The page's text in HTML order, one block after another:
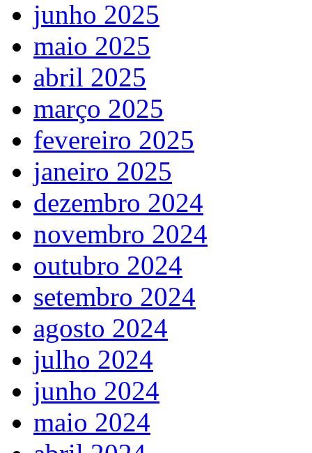
junho 2025
maio 2025
abril 2025
março 2025
fevereiro 2025
janeiro 2025
dezembro 2024
novembro 2024
outubro 2024
setembro 2024
agosto 2024
julho 2024
junho 2024
maio 2024